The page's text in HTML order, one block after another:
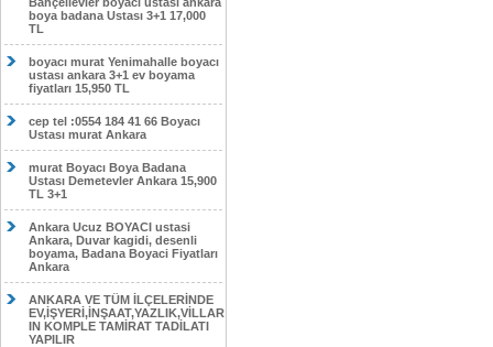
boya badana Ustası 3+1 17,000
TL
boyacı murat Yenimahalle boyacı
ustası ankara 3+1 ev boyama
fiyatları 15,950 TL
cep tel :0554 184 41 66 Boyacı
Ustası murat Ankara
murat Boyacı Boya Badana
Ustası Demetevler Ankara 15,900
TL 3+1
Ankara Ucuz BOYACI ustasi
Ankara, Duvar kagidi, desenli
boyama, Badana Boyaci Fiyatları
Ankara
ANKARA VE TÜM İLÇELERİNDE
EV,İŞYERİ,İNŞAAT,YAZLIK,VİLLAR
IN KOMPLE TAMİRAT TADİLATI
YAPILIR